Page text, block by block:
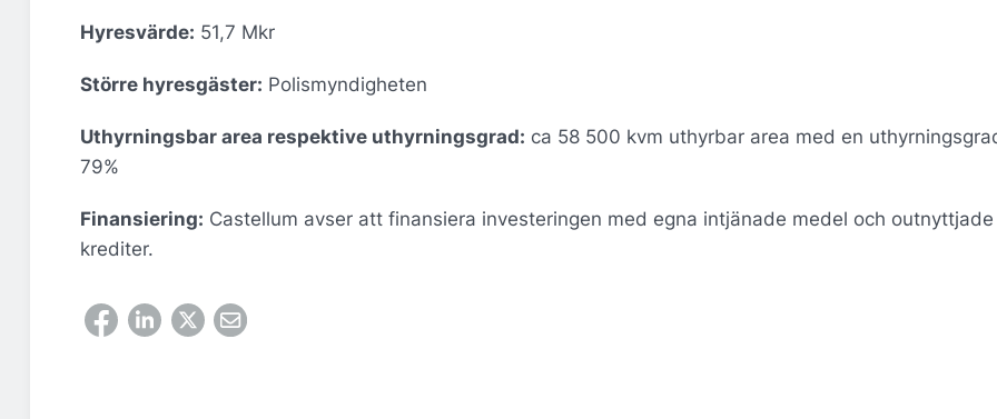
Hyresvärde: 51,7 Mkr
Större hyresgäster: Polismyndigheten
Uthyrningsbar area respektive uthyrningsgrad: ca 58 500 kvm uthyrbar area med en
79%
Finansiering: Castellum avser att finansiera investeringen med egna intjänade medel och outnyttjade
krediter.